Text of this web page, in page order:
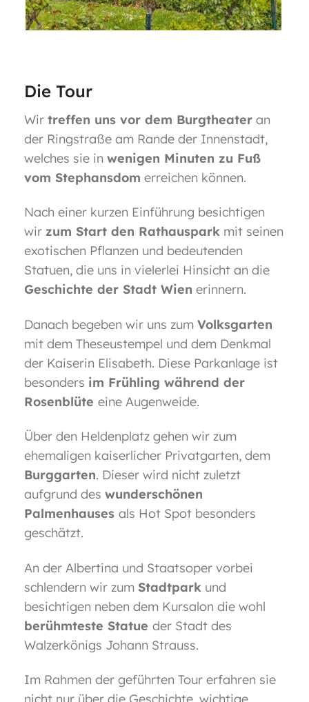
Die Tour
Wir treffen uns vor dem Burgtheater an
der Ringstraße am Rande der Innenstadt,
welches sie in wenigen Minuten zu Fuß
vom Stephansdom erreichen können.
Nach einer kurzen Einführung besichtigen
wir zum Start den Rathauspark mit seinen
exotischen Pflanzen und bedeutenden
Statuen, die uns in vielerlei Hinsicht an die
Geschichte der Stadt Wien erinnern.
Danach begeben wir uns zum Volksgarten
mit dem Theseustempel und dem Denkmal
der Kaiserin Elisabeth. Diese Parkanlage ist
besonders im Frühling während der
Rosenblüte eine Augenweide.
Über den Heldenplatz gehen wir zum
ehemaligen kaiserlicher Privatgarten, dem
Burggarten. Dieser wird nicht zuletzt
aufgrund des wunderschönen
Palmenhauses als Hot Spot besonders
geschätzt.
An der Albertina und Staatsoper vorbei
schlendern wir zum Stadtpark und
besichtigen neben dem Kursalon die wohl
berühmteste Statue der Stadt des
Walzerkönigs Johann Strauss.
Im Rahmen der geführten Tour erfahren sie